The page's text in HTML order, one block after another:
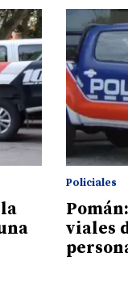
Policiales
viales